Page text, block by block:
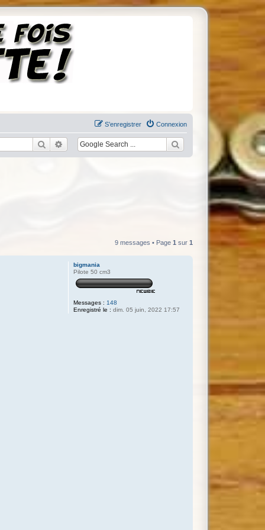
Connexion
S’enregistrer
RechercherRecherche avancée
9 messages • Page 1 sur 1
bigmania
Pilote 50 cm3
Messages : 148
Enregistré le : dim. 05 juin, 2022 17:57